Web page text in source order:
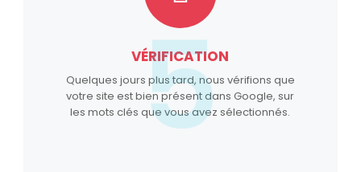
VÉRIFICATION
Quelques jours plus tard, nous vérifions que
votre site est bien présent dans Google, sur
les mots clés que vous avez sélectionnés.
5